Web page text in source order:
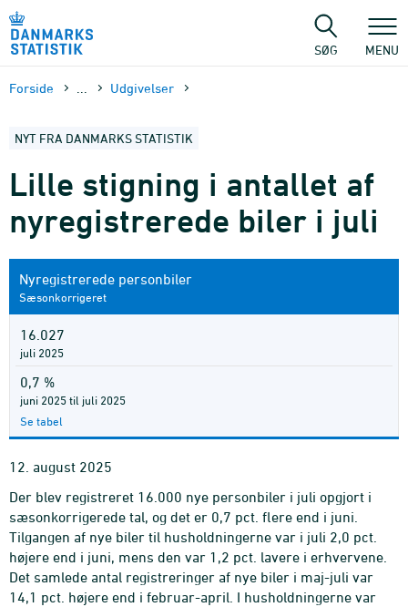
sidens
SØG MENU
Forside Udgivelser
NYT FRA DANMARKS STATISTIK
Lille stigning i antallet af
nyregistrerede biler i juli
Nyregistrerede personbiler
Sæsonkorrigeret
16.027
juli 2025
0,7 %
juni 2025 til juli 2025
Se tabel
12. august 2025
Der blev registreret 16.000 nye personbiler i juli opgjort i
sæsonkorrigerede tal, og det er 0,7 pct. flere end i juni.
Tilgangen af nye biler til husholdningerne var i juli 2,0 pct.
højere end i juni, mens den var 1,2 pct. lavere i erhvervene.
Det samlede antal registreringer af nye biler i maj-juli var
14,1 pct. højere end i februar-april. I husholdningerne var